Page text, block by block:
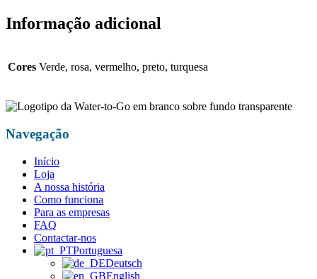
Informação adicional
Cores Verde, rosa, vermelho, preto, turquesa
Navegação
Início
Loja
A nossa história
Como funciona
Para as empresas
FAQ
Contactar-nos
Portuguesa
Deutsch
English